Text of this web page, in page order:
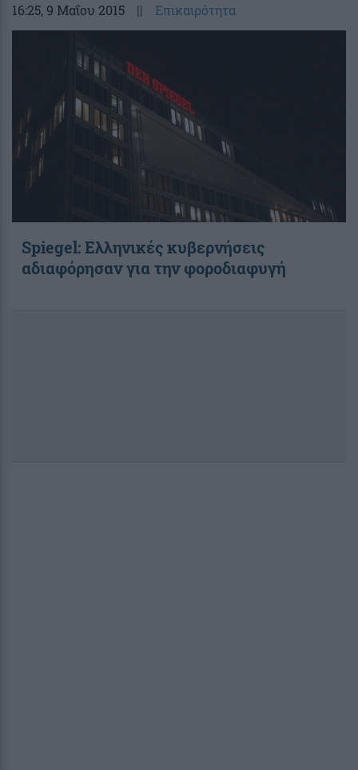
16:25, 9 Μαΐου 2015 || Επικαιρότητα
Spiegel: Ελληνικές κυβερνήσεις
αδιαφόρησαν για την φοροδιαφυγή